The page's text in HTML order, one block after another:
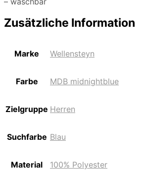
Zusätzliche Information
Marke Wellensteyn
Farbe MDB midnightblue
Zielgruppe Herren
Suchfarbe Blau
Material 100% Polyester